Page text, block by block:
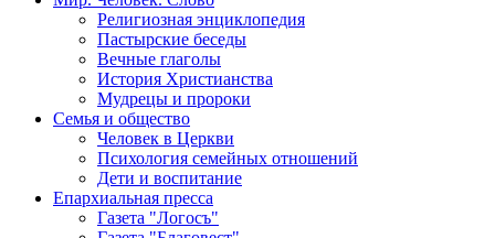
Религиозная энциклопедия
Пастырские беседы
Вечные глаголы
История Христианства
Мудрецы и пророки
Семья и общество
Человек в Церкви
Психология семейных отношений
Дети и воспитание
Епархиальная пресса
Газета "Логосъ"